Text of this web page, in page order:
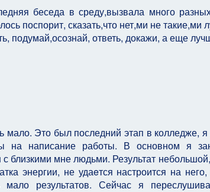
беседа в среду,вызвала много
поспорит, сказать,что нет,ми не
подумай,осознай, ответь, докажи, а еще
мало. Это был последний этап в колледже,
на написание работы. В основном я
близкими мне людьми. Результат
энергии, не удаeтся настроится на
результатов. Сейчас я